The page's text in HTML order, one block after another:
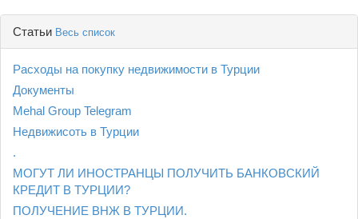
Статьи Весь список
Расходы на покупку недвижимости в Турции
Документы
Mehal Group Telegram
Недвижисоть в Турции
.
МОГУТ ЛИ ИНОСТРАНЦЫ ПОЛУЧИТЬ БАНКОВСКИЙ
КРЕДИТ В ТУРЦИИ?
ПОЛУЧЕНИЕ ВНЖ В ТУРЦИИ.